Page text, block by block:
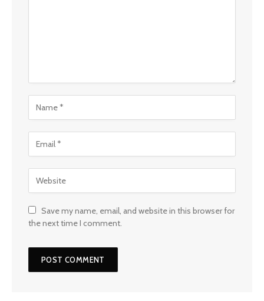
Save my name, email, and website in this browser for
the next time I comment.